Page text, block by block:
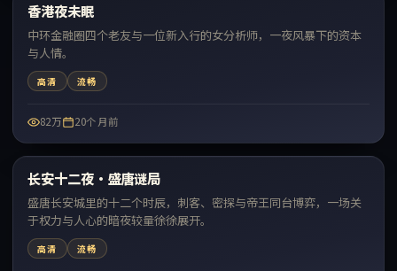
最新
香港夜未眠
中环金融圈四个老友与一位新入行的女分析师，一夜风暴下的资本
与人情。
高清 流畅
82万 20个月前
最新
长安十二夜·盛唐谜局
盛唐长安城里的十二个时辰，刺客、密探与帝王同台博弈，一场关
于权力与人心的暗夜较量徐徐展开。
高清 流畅